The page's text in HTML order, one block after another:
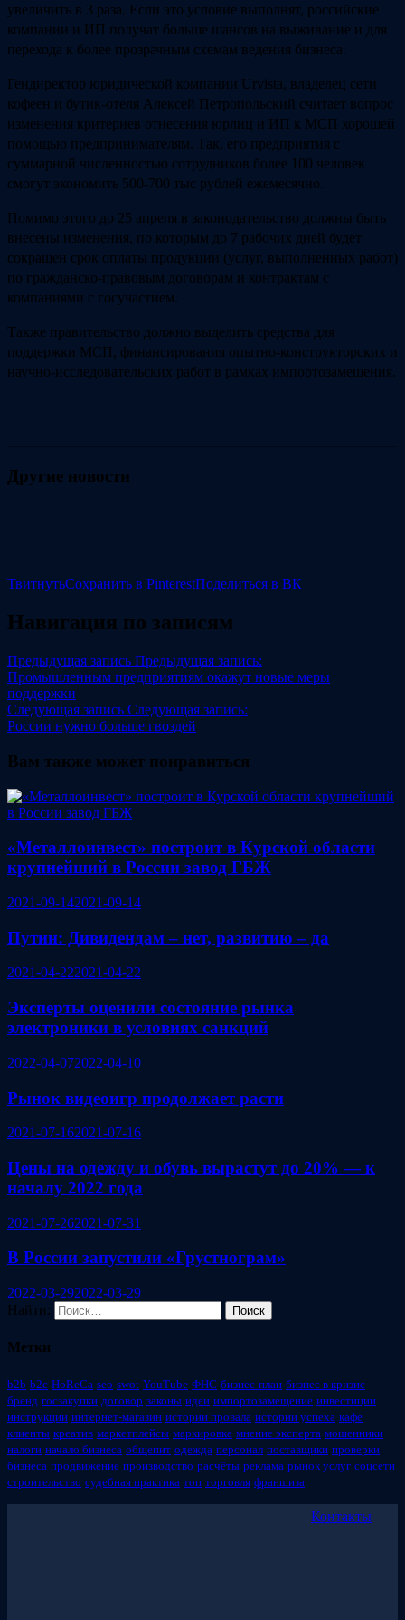
увеличить в 3 раза. Если это условие выполнят, российские
компании и ИП получат больше шансов на выживание и для
перехода к более прозрачным схемам ведения бизнеса.
Гендиректор юридической компании Urvista, владелец сети
кофеен и бутик-отеля Алексей Петропольский считает вопрос
изменения критериев отнесения юрлиц и ИП к МСП хорошей
помощью предпринимателям. Так, его предприятия с
суммарной численностью сотрудников более 100 человек
смогут экономить 500-700 тыс рублей ежемесячно.
Помимо этого до 25 апреля в законодательство должны быть
внесены изменения, по которым до 7 рабочих дней будет
сокращен срок оплаты продукции (услуг, выполненных работ)
по гражданско-правовым договорам и контрактам с
компаниями с госучастием.
Также правительство должно выделить средства для
поддержки МСП, финансирования опытно-конструкторских и
научно-исследовательских работ в рамках импортозамещения.
Другие новости
ТвитнутьСохранить в PinterestПоделиться в ВК
Навигация по записям
Предыдущая запись Предыдущая запись:
Промышленным предприятиям окажут новые меры
поддержки
Следующая запись Следующая запись:
России нужно больше гвоздей
Вам также может понравиться
«Металлоинвест» построит в Курской области
крупнейший в России завод ГБЖ
2021-09-142021-09-14
Путин: Дивидендам – нет, развитию – да
2021-04-222021-04-22
Эксперты оценили состояние рынка
электроники в условиях санкций
2022-04-072022-04-10
Рынок видеоигр продолжает расти
2021-07-162021-07-16
Цены на одежду и обувь вырастут до 20% — к
началу 2022 года
2021-07-262021-07-31
В России запустили «Грустнограм»
2022-03-292022-03-29
Найти:
Метки
b2b b2c HoReCa seo swot YouTube ФНС бизнес-план бизнес в кризис
бренд госзакупки договор законы идеи импортозамещение инвестиции
инструкции интернет-магазин истории провала истории успеха кафе
клиенты креатив маркетплейсы маркировка мнение эксперта мошенники
налоги начало бизнеса общепит одежда персонал поставщики проверки
бизнеса продвижение производство расчёты реклама рынок услуг соцсети
строительство судебная практика топ торговля франшиза
Контакты